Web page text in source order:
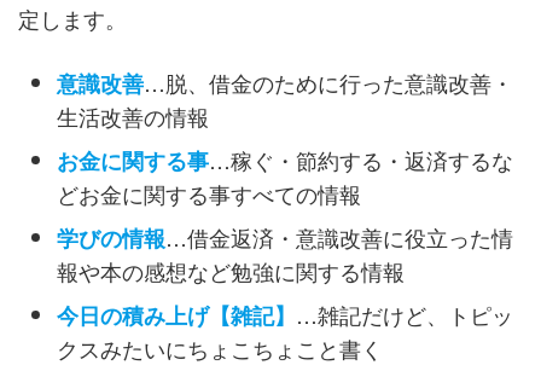
定します。
意識改善…脱、借金のために行った意識改善・
生活改善の情報
お金に関する事…稼ぐ・節約する・返済するな
どお金に関する事すべての情報
学びの情報…借金返済・意識改善に役立った情
報や本の感想など勉強に関する情報
今日の積み上げ【雑記】 …雑記だけど、トピッ
クスみたいにちょこちょこと書く